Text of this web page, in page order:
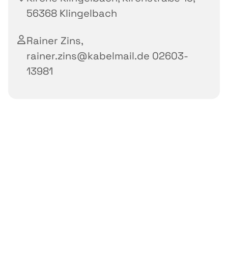
56368 Klingelbach
Rainer Zins,
rainer.zins@kabelmail.de 02603-
13981